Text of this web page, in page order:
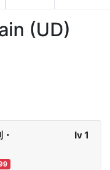
(UD)
lv 1